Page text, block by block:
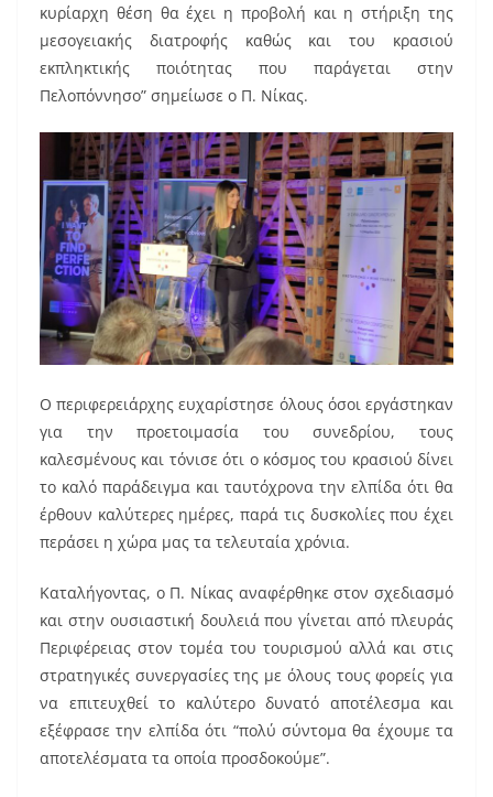
κυρίαρχη θέση θα έχει η προβολή και η στήριξη της
μεσογειακής διατροφής καθώς και του κρασιού
εκπληκτικής ποιότητας που παράγεται στην
Πελοπόννησο” σημείωσε ο Π. Νίκας.
Ο περιφερειάρχης ευχαρίστησε όλους όσοι εργάστηκαν
για την προετοιμασία του συνεδρίου, τους
καλεσμένους και τόνισε ότι ο κόσμος του κρασιού δίνει
το καλό παράδειγμα και ταυτόχρονα την ελπίδα ότι θα
έρθουν καλύτερες ημέρες, παρά τις δυσκολίες που έχει
περάσει η χώρα μας τα τελευταία χρόνια.
Καταλήγοντας, ο Π. Νίκας αναφέρθηκε στον σχεδιασμό
και στην ουσιαστική δουλειά που γίνεται από πλευράς
Περιφέρειας στον τομέα του τουρισμού αλλά και στις
στρατηγικές συνεργασίες της με όλους τους φορείς για
να επιτευχθεί το καλύτερο δυνατό αποτέλεσμα και
εξέφρασε την ελπίδα ότι “πολύ σύντομα θα έχουμε τα
αποτελέσματα τα οποία προσδοκούμε”.